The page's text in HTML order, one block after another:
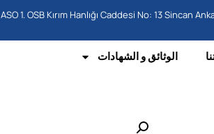
ASO 1. OSB Kırım Hanlığı Caddesi No: 13 Sincan
الوثائق و الشهادات